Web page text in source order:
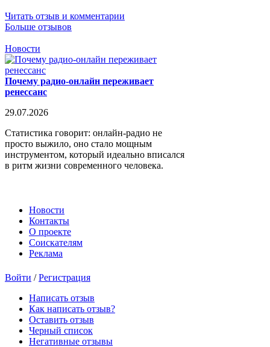
Читать отзыв и комментарии
Больше отзывов
Новости
Почему радио-онлайн переживает
ренессанс
29.07.2026
Статистика говорит: онлайн-радио не
просто выжило, оно стало мощным
инструментом, который идеально вписался
в ритм жизни современного человека.
Новости
Контакты
О проекте
Соискателям
Реклама
Войти /Регистрация
Написать отзыв
Как написать отзыв?
Оставить отзыв
Черный список
Негативные отзывы